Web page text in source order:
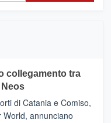
collegamento tra
di Catania e Comiso,
annunciano